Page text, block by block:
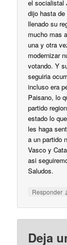
el socialistal
dijo hasta
llenado su
mucho mas
una y otra
modernizar
votando. Y
seguiria
incluso era
Paisano, lo
partido
estado lo
les haga
a un partido
Vasco y
asi
Saludos.
Responder ↓
Deja